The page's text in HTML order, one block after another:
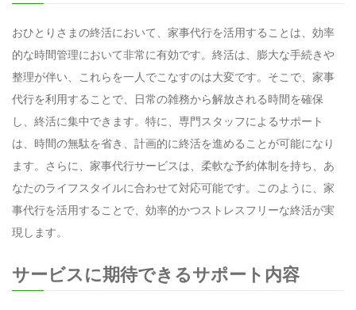
おひとりさまの終活において、家事代行を活用することは、効率
的な時間管理において非常に有効です。終活は、膨大な手続きや
整理が伴い、これらを一人でこなすのは大変です。そこで、家事
代行を利用することで、日常の雑務から解放される時間を確保
し、終活に集中できます。特に、専門スタッフによるサポート
は、時間の無駄を省き、計画的に終活を進めることが可能になり
ます。さらに、家事代行サービスは、柔軟な予約体制を持ち、あ
なたのライフスタイルに合わせて対応可能です。このように、家
事代行を活用することで、効率的かつストレスフリーな終活が実
現します。
サービスに期待できるサポート内容